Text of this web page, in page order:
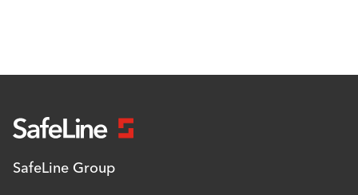
SafeLine Group